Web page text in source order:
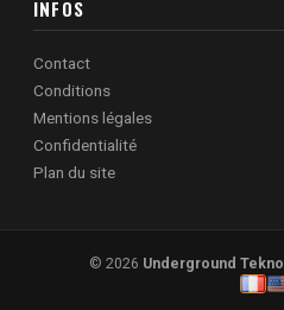
INFOS
Contact
Conditions
Mentions légales
Confidentialité
Plan du site
© 2026 Underground Tekno